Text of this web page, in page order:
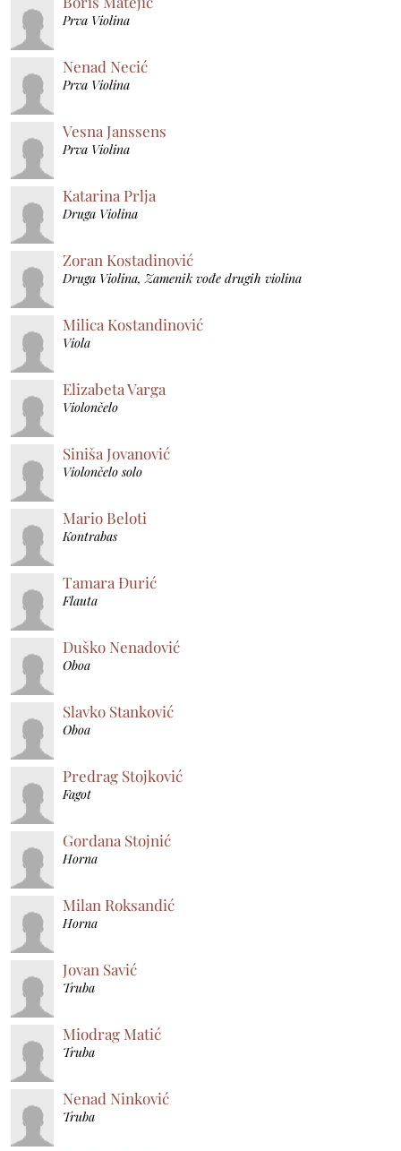
Prva Violina
Nenad Necić
Prva Violina
Vesna Janssens
Prva Violina
Katarina Prlja
Druga Violina
Zoran Kostadinović
Druga Violina, Zamenik vođe drugih violina
Milica Kostandinović
Viola
Elizabeta Varga
Violončelo
Siniša Jovanović
Violončelo solo
Mario Beloti
Kontrabas
Tamara Đurić
Flauta
Duško Nenadović
Oboa
Slavko Stanković
Oboa
Predrag Stojković
Fagot
Gordana Stojnić
Horna
Milan Roksandić
Horna
Jovan Savić
Truba
Miodrag Matić
Truba
Nenad Ninković
Truba